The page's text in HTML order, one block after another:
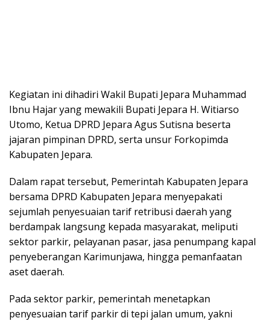
Kegiatan ini dihadiri Wakil Bupati Jepara Muhammad
Ibnu Hajar yang mewakili Bupati Jepara H. Witiarso
Utomo, Ketua DPRD Jepara Agus Sutisna beserta
jajaran pimpinan DPRD, serta unsur Forkopimda
Kabupaten Jepara.
Dalam rapat tersebut, Pemerintah Kabupaten Jepara
bersama DPRD Kabupaten Jepara menyepakati
sejumlah penyesuaian tarif retribusi daerah yang
berdampak langsung kepada masyarakat, meliputi
sektor parkir, pelayanan pasar, jasa penumpang kapal
penyeberangan Karimunjawa, hingga pemanfaatan
aset daerah.
Pada sektor parkir, pemerintah menetapkan
penyesuaian tarif parkir di tepi jalan umum, yakni